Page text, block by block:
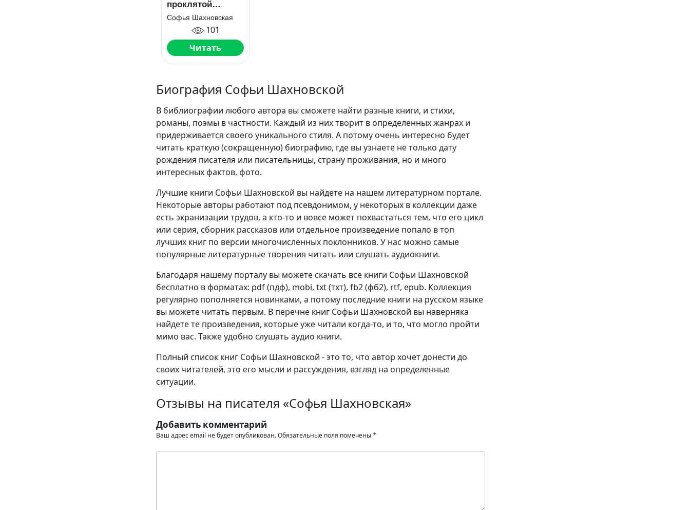
проклятой
крепости
Софья Шахновская
101
Читать
Биография Софьи Шахновской
В библиографии любого автора вы сможете найти разные книги, и стихи,
романы, поэмы в частности. Каждый из них творит в определенных жанрах и
придерживается своего уникального стиля. А потому очень интересно будет
читать краткую (сокращенную) биографию, где вы узнаете не только дату
рождения писателя или писательницы, страну проживания, но и много
интересных фактов, фото.
Лучшие книги Софьи Шахновской вы найдете на нашем литературном портале.
Некоторые авторы работают под псевдонимом, у некоторых в коллекции даже
есть экранизации трудов, а кто-то и вовсе может похвастаться тем, что его цикл
или серия, сборник рассказов или отдельное произведение попало в топ
лучших книг по версии многочисленных поклонников. У нас можно самые
популярные литературные творения читать или слушать аудиокниги.
Благодаря нашему порталу вы можете скачать все книги Софьи Шахновской
бесплатно в форматах: pdf (пдф), mobi, txt (тхт), fb2 (фб2), rtf, epub. Коллекция
регулярно пополняется новинками, а потому последние книги на русском языке
вы можете читать первым. В перечне книг Софьи Шахновской вы наверняка
найдете те произведения, которые уже читали когда-то, и то, что могло пройти
мимо вас. Также удобно слушать аудио книги.
Полный список книг Софьи Шахновской - это то, что автор хочет донести до
своих читателей, это его мысли и рассуждения, взгляд на определенные
ситуации.
Отзывы на писателя «Софья Шахновская»
Добавить комментарий
Ваш адрес email не будет опубликован.Обязательные поля помечены*